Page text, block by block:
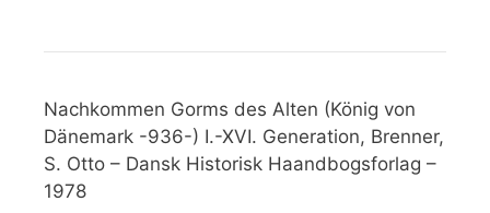
Nachkommen Gorms des Alten (König von
Dänemark -936-) I.-XVI. Generation, Brenner,
S. Otto – Dansk Historisk Haandbogsforlag –
1978